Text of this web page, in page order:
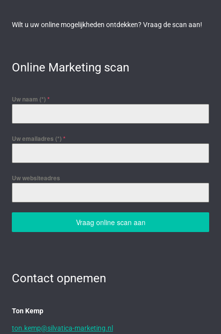
Wilt u uw online mogelijkheden ontdekken? Vraag de scan aan!
Online Marketing scan
Uw naam (*) *
Uw emailadres (*) *
Uw websiteadres
Vraag online scan aan
Contact opnemen
Ton Kemp
ton.kemp@silvatica-marketing.nl